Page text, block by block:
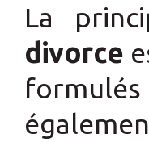
La
divorce